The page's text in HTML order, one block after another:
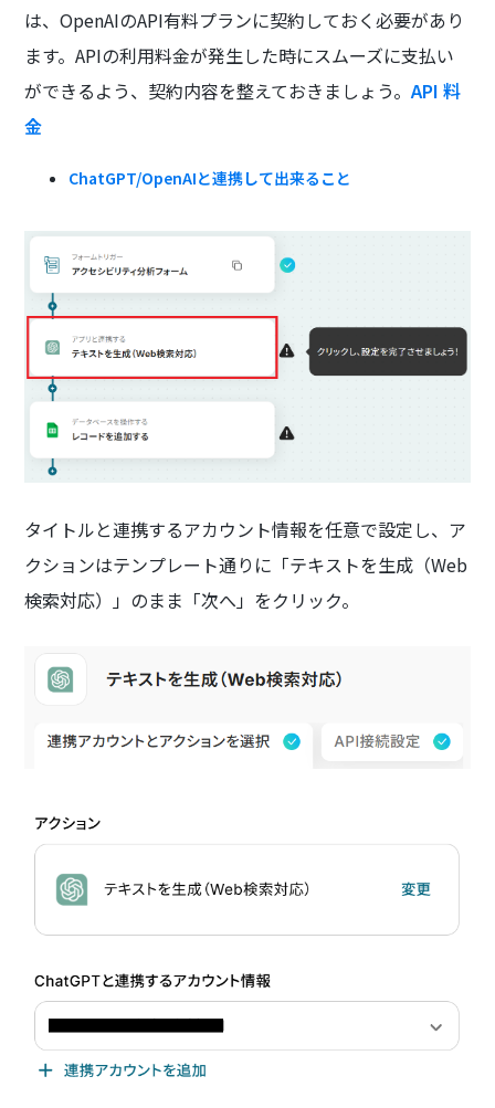
は、OpenAIのAPI有料プランに契約しておく必要があり
ます。APIの利用料金が発生した時にスムーズに支払い
ができるよう、契約内容を整えておきましょう。API 料
金
ChatGPT/OpenAIと連携して出来ること
タイトルと連携するアカウント情報を任意で設定し、ア
クションはテンプレート通りに「テキストを生成（Web
検索対応）」のまま「次へ」をクリック。